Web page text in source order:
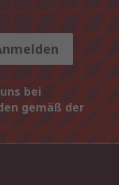
bei
gemäß der